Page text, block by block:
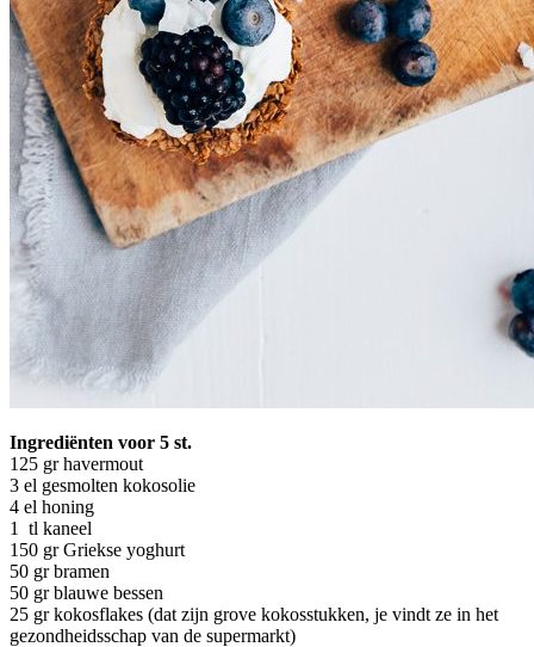
Ingrediënten voor 5 st.
125 gr havermout
3 el gesmolten kokosolie
4 el honing
1 tl kaneel
150 gr Griekse yoghurt
50 gr bramen
50 gr blauwe bessen
25 gr kokosflakes (dat zijn grove kokosstukken, je vindt ze in het
gezondheidsschap van de supermarkt)